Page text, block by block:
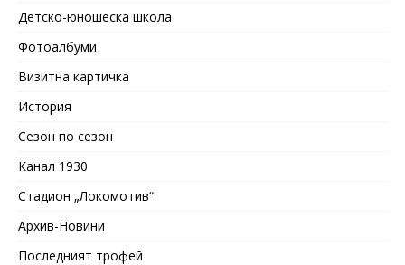
Детско-юношеска школа
Фотоалбуми
Визитна картичка
История
Сезон по сезон
Канал 1930
Стадион „Локомотив“
Архив-Новини
Последният трофей